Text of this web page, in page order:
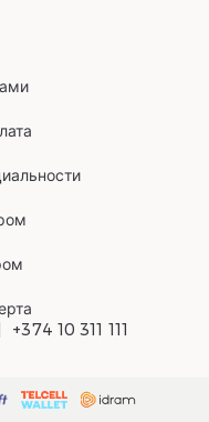
+374 10 311 111